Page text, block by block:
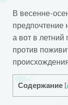
В весенне-
предпочтение
а вот в летний
против
Содержание [